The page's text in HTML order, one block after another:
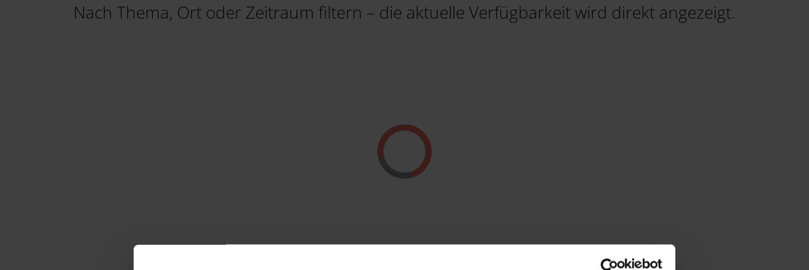
Nach Thema, Ort oder Zeitraum filtern – die aktuelle Verfügbarkeit wird direkt angezeigt.